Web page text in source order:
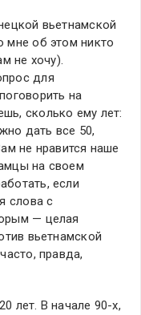
вьетнамской
мне об этом никто
не хочу).
для
на
сколько ему лет:
дать все 50,
не нравится наше
на своем
если
слова с
— целая
вьетнамской
правда,
лет. В начале 90-х,